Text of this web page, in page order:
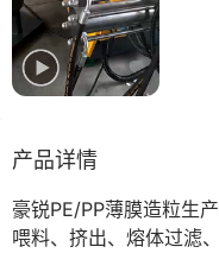
产品详情
豪锐PE/PP薄膜造粒生
喂料、挤出、熔体过滤